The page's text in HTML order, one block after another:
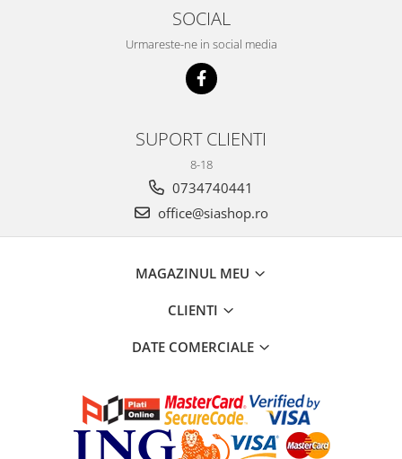
SOCIAL
Urmareste-ne in social media
SUPORT CLIENTI
8-18
0734740441
office@siashop.ro
MAGAZINUL MEU
CLIENTI
DATE COMERCIALE